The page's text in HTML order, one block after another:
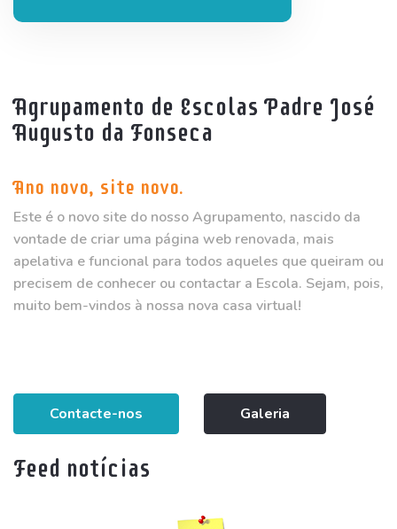
Agrupamento de Escolas Padre José
Augusto da Fonseca
Ano novo, site novo.
Este é o novo site do nosso Agrupamento, nascido da
vontade de criar uma página web renovada, mais
apelativa e funcional para todos aqueles que queiram ou
precisem de conhecer ou contactar a Escola. Sejam, pois,
muito bem-vindos à nossa nova casa virtual!
Contacte-nos Galeria
Feed notícias